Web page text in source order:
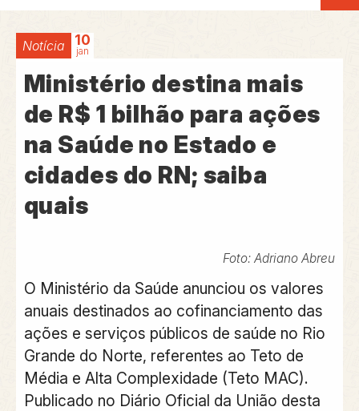
Notícia 10
jan
Ministério destina mais
de R$ 1 bilhão para ações
na Saúde no Estado e
cidades do RN; saiba
quais
Foto: Adriano Abreu
O Ministério da Saúde anunciou os valores
anuais destinados ao cofinanciamento das
ações e serviços públicos de saúde no Rio
Grande do Norte, referentes ao Teto de
Média e Alta Complexidade (Teto MAC).
Publicado no Diário Oficial da União desta